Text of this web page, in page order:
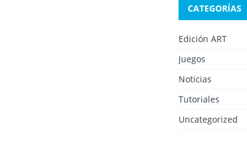
CATEGORÍAS
Edición ART
Juegos
Noticias
Tutoriales
Uncategorized